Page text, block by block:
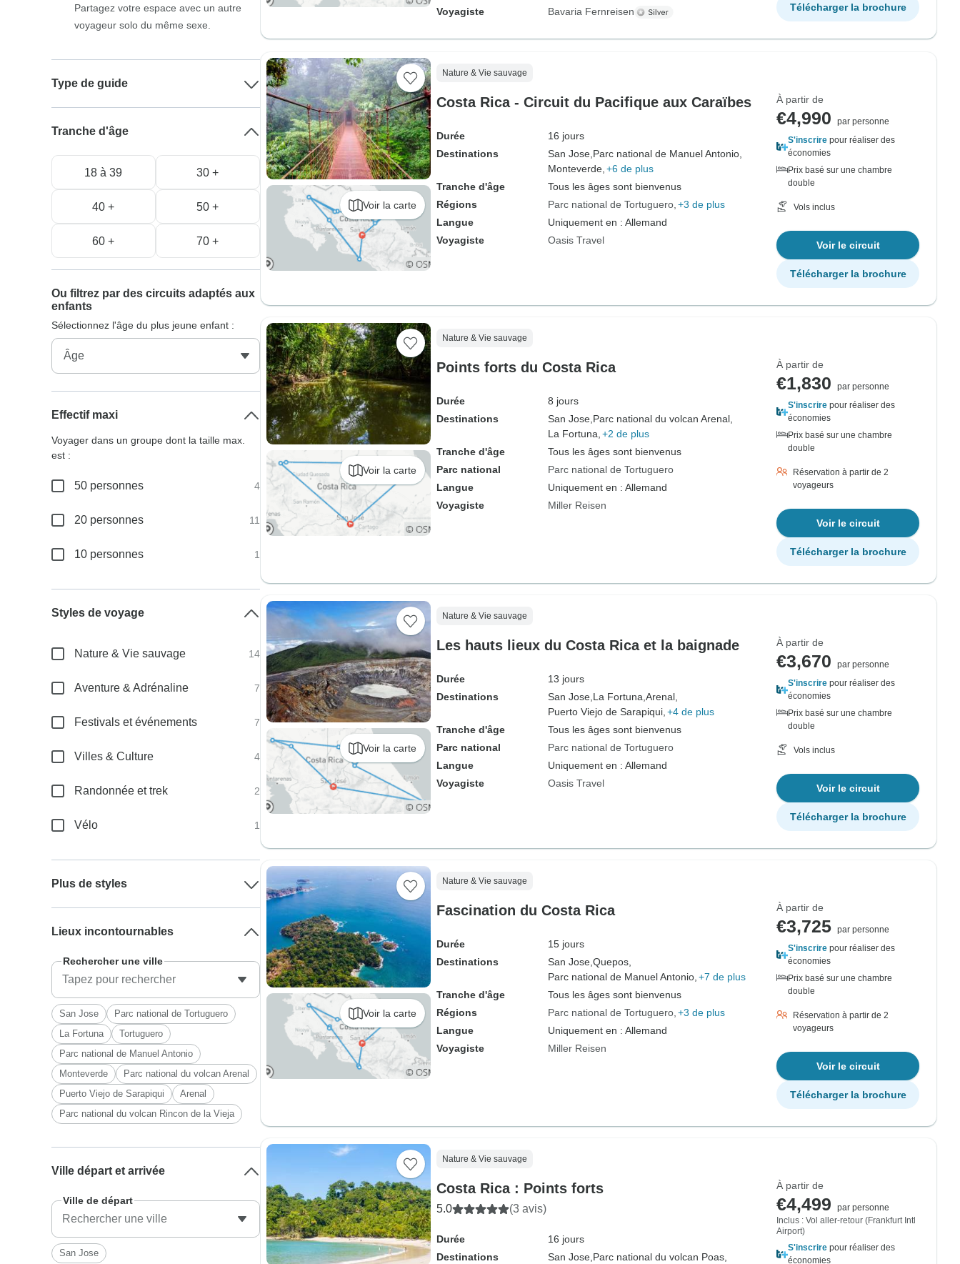
Voyagiste
Bavaria Fernreisen Télécharger la brochure
Voir la carte
Nature & Vie sauvage
Costa Rica - Circuit du Pacifique aux Caraïbes
Durée
16 jours
Destinations
San Jose, Parc national de Manuel Antonio,
Monteverde, +6 de plus
Tranche d'âge
Tous les âges sont bienvenus
Régions
Parc national de Tortuguero +3 de plus
Langue
Uniquement en : Allemand
Voyagiste
Oasis Travel
À partir de
€4,990
par personne
S'inscrire pour réaliser des
économies
Prix basé sur une chambre
double
Vols inclus
Voir le circuit
Télécharger la brochure
Voir la carte
Nature & Vie sauvage
Points forts du Costa Rica
Durée
8 jours
Destinations
San Jose, Parc national du volcan Arenal,
La Fortuna, +2 de plus
Tranche d'âge
Tous les âges sont bienvenus
Parc national
Parc national de Tortuguero
Langue
Uniquement en : Allemand
Voyagiste
Miller Reisen
À partir de
€1,830
par personne
S'inscrire pour réaliser des
économies
Prix basé sur une chambre
double
Réservation à partir de 2
voyageurs
Voir le circuit
Télécharger la brochure
Voir la carte
Nature & Vie sauvage
Les hauts lieux du Costa Rica et la baignade
Durée
13 jours
Destinations
San Jose, La Fortuna, Arenal,
Puerto Viejo de Sarapiqui, +4 de plus
Tranche d'âge
Tous les âges sont bienvenus
Parc national
Parc national de Tortuguero
Langue
Uniquement en : Allemand
Voyagiste
Oasis Travel
À partir de
€3,670
par personne
S'inscrire pour réaliser des
économies
Prix basé sur une chambre
double
Vols inclus
Voir le circuit
Télécharger la brochure
Voir la carte
Nature & Vie sauvage
Fascination du Costa Rica
Durée
15 jours
Destinations
San Jose, Quepos,
Parc national de Manuel Antonio, +7 de plus
Tranche d'âge
Tous les âges sont bienvenus
Régions
Parc national de Tortuguero +3 de plus
Langue
Uniquement en : Allemand
Voyagiste
Miller Reisen
À partir de
€3,725 par personne
S'inscrire pour réaliser des
économies
Prix basé sur une chambre
double
Réservation à partir de 2
voyageurs
Voir le circuit
Télécharger la brochure
Nature & Vie sauvage
Costa Rica : Points forts
5.0 (3 avis)
Durée
16 jours
Destinations
San Jose, Parc national du volcan Poas,
À partir de
€4,499
par personne
Inclus : Vol aller-retour (Frankfurt Intl
Airport)
S'inscrire pour réaliser des
économies
Partagez votre espace avec un autre
voyageur solo du même sexe.
Type de guide
Tranche d'âge
18 à 39 30 +
40 + 50 +
60 + 70 +
Ou filtrez par des circuits adaptés aux
enfants
Sélectionnez l'âge du plus jeune enfant :
Effectif maxi
Voyager dans un groupe dont la taille max.
est :
50 personnes 4
20 personnes 11
10 personnes 1
Styles de voyage
Nature & Vie sauvage 14
Aventure & Adrénaline 7
Festivals et événements 7
Villes & Culture 4
Randonnée et trek 2
Vélo 1
Plus de styles
Lieux incontournables
Rechercher une ville
San Jose
Parc national de Tortuguero
La Fortuna
Tortuguero
Parc national de Manuel Antonio
Monteverde
Parc national du volcan Arenal
Puerto Viejo de Sarapiqui
Arenal
Parc national du volcan Rincon de la Vieja
Ville départ et arrivée
Ville de départ
San Jose